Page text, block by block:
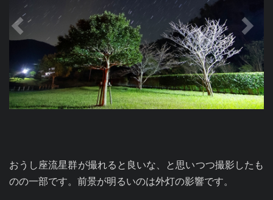
おうし座流星群が撮れると良いな、と思いつつ撮影したも
のの一部です。前景が明るいのは外灯の影響です。